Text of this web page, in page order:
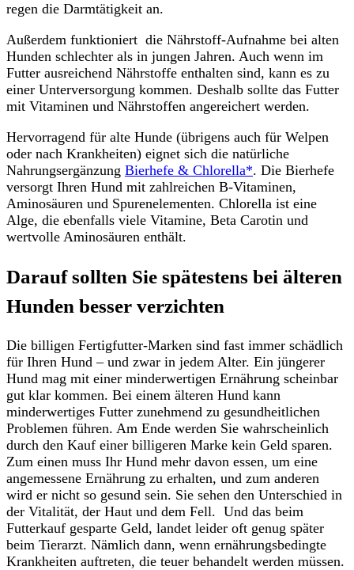
regen die Darmtätigkeit an.
Außerdem funktioniert die Nährstoff-Aufnahme bei alten
Hunden schlechter als in jungen Jahren. Auch wenn im
Futter ausreichend Nährstoffe enthalten sind, kann es zu
einer Unterversorgung kommen. Deshalb sollte das Futter
mit Vitaminen und Nährstoffen angereichert werden.
Hervorragend für alte Hunde (übrigens auch für Welpen
oder nach Krankheiten) eignet sich die natürliche
Nahrungsergänzung Bierhefe & Chlorella*. Die Bierhefe
versorgt Ihren Hund mit zahlreichen B-Vitaminen,
Aminosäuren und Spurenelementen. Chlorella ist eine
Alge, die ebenfalls viele Vitamine, Beta Carotin und
wertvolle Aminosäuren enthält.
Darauf sollten Sie spätestens bei älteren
Hunden besser verzichten
Die billigen Fertigfutter-Marken sind fast immer schädlich
für Ihren Hund – und zwar in jedem Alter. Ein jüngerer
Hund mag mit einer minderwertigen Ernährung scheinbar
gut klar kommen. Bei einem älteren Hund kann
minderwertiges Futter zunehmend zu gesundheitlichen
Problemen führen. Am Ende werden Sie wahrscheinlich
durch den Kauf einer billigeren Marke kein Geld sparen.
Zum einen muss Ihr Hund mehr davon essen, um eine
angemessene Ernährung zu erhalten, und zum anderen
wird er nicht so gesund sein. Sie sehen den Unterschied in
der Vitalität, der Haut und dem Fell. Und das beim
Futterkauf gesparte Geld, landet leider oft genug später
beim Tierarzt. Nämlich dann, wenn ernährungsbedingte
Krankheiten auftreten, die teuer behandelt werden müssen.